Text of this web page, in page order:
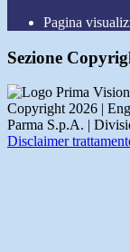
Pagina
Sezione
Copyright 2026 |
Parma S.p.A. |
Disclaimer